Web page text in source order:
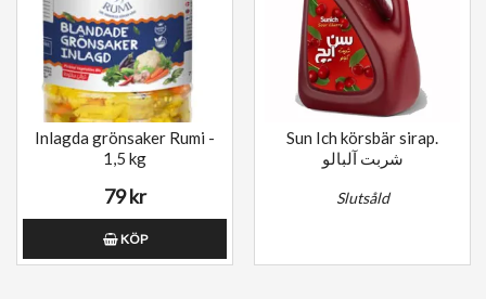
Inlagda grönsaker Rumi -
1,5 kg
79 kr
KÖP
Sun Ich körsbär sirap.
شربت آلبالو
Slutsåld